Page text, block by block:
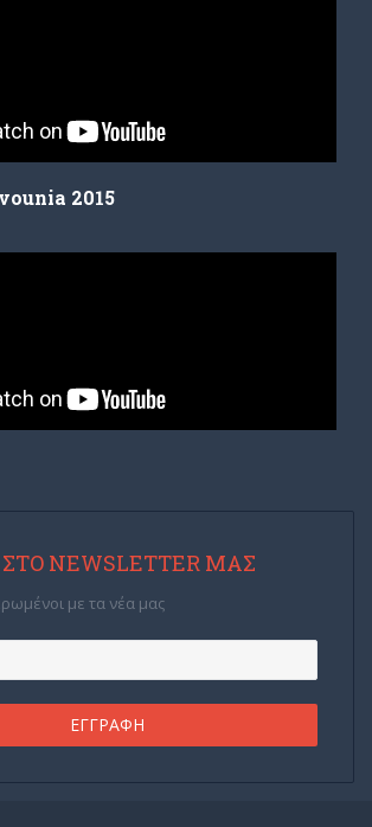
2015
NEWSLETTER ΜΑΣ
με τα νέα μας